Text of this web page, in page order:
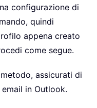
configurazione di
quindi
appena creato
come segue.
assicurati di
in Outlook.